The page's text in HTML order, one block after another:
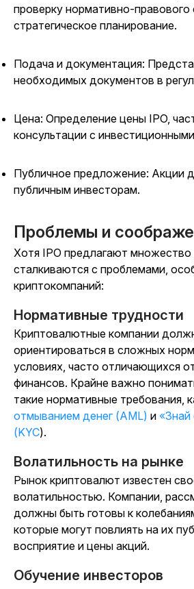
проверку нормативно-правового
стратегическое планирование.
Подача и документация:
необходимых документов в
Цена: Определение цены IPO,
консультации с
Публичное предложение: Акции
публичным инвесторам.
Проблемы и
Хотя IPO предлагают
сталкиваются с проблемами,
криптокомпаний:
Нормативные трудности
Криптовалютные компании
ориентироваться в сложных
условиях, часто отличающихся
финансов. Крайне важно
такие нормативные требования,
отмыванием денег (AML) и «Знай
(KYC).
Волатильность на рынке
Рынок криптовалют известен
волатильностью. Компании,
должны быть готовы к
которые могут повлиять на их
восприятие и цены акций.
Обучение инвесторов